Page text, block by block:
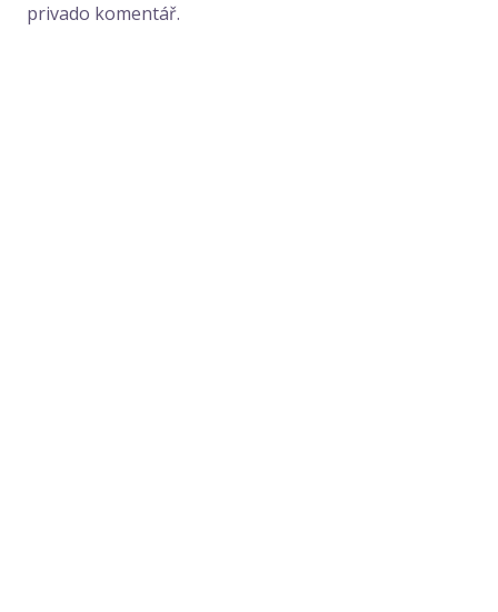
privado komentář.